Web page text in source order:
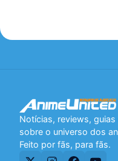
Notícias, reviews,
sobre o universo dos
Feito por fãs, para fãs.